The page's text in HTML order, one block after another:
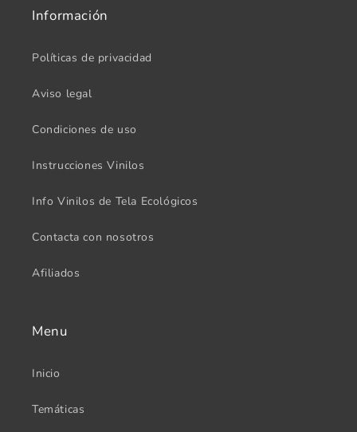
Información
Políticas de privacidad
Aviso legal
Condiciones de uso
Instrucciones Vinilos
Info Vinilos de Tela Ecológicos
Contacta con nosotros
Afiliados
Menu
Inicio
Temáticas